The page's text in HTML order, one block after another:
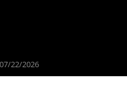
07/22/2026